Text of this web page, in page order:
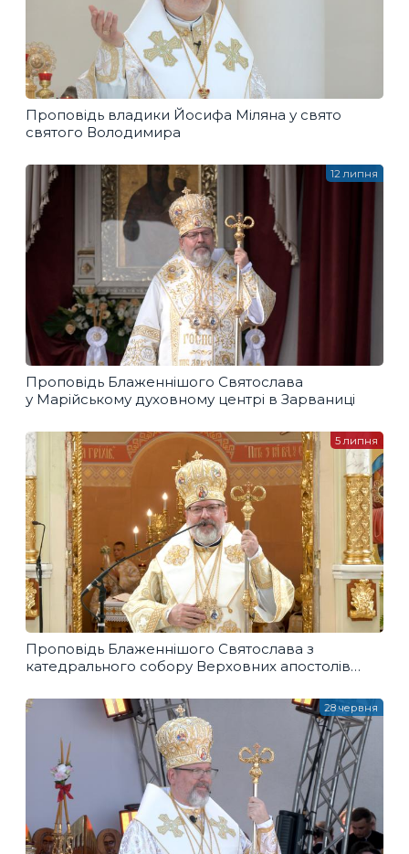
Проповідь владики Йосифа Міляна у свято
святого Володимира
Проповідь Блаженнішого Святослава
у Марійському духовному центрі в Зарваниці
12 липня
Проповідь Блаженнішого Святослава з
катедрального собору Верховних апостолів
5 липня
28 червня